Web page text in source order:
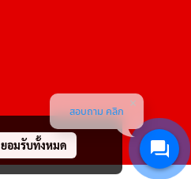
ยอมรับทั้งหมด
สอบถาม คลิก